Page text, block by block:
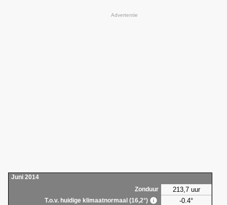
Advertentie
Juni 2014
Zonduur
213,7 uur
T.o.v. huidige klimaatnormaal (16,2°) -0.4°